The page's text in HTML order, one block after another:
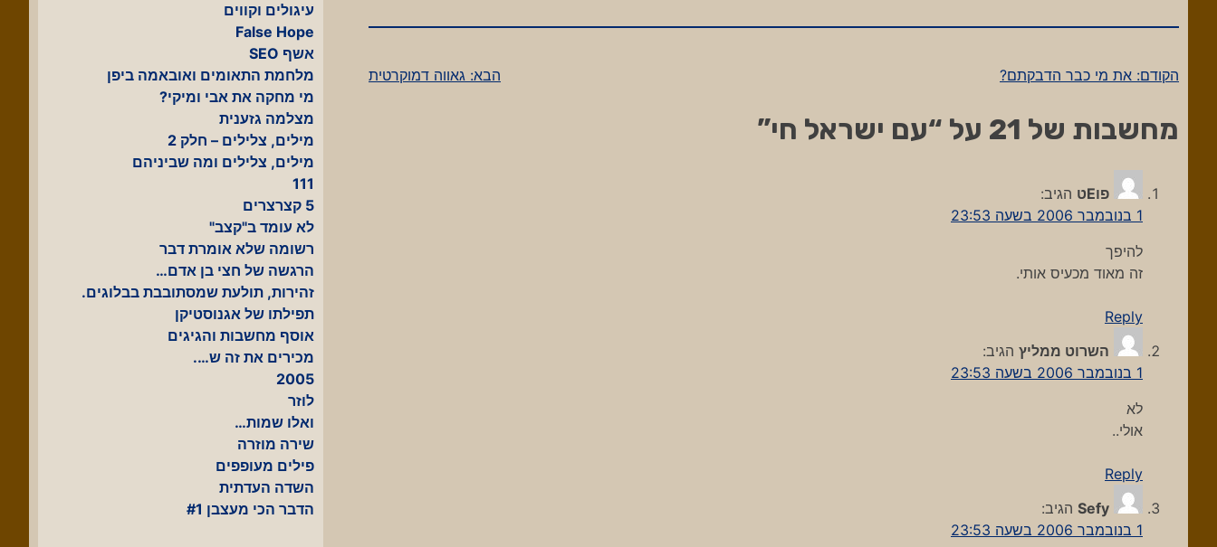
ניווט
הקודם: את מי כבר הדבקתם? הבא: גאווה דמוקרטית
מחשבות של 21 על “ עם ישראל חי”
פוEט
הגיב:
1 בנובמבר 2006 בשעה 23:53
להיפך
זה מאוד מכעיס אותי.
Reply
השרוט ממליץ הגיב:
1 בנובמבר 2006 בשעה 23:53
לא
אולי..
Reply
Sefy הגיב:
1 בנובמבר 2006 בשעה 23:53
עיגולים וקווים
False Hope
אשף SEO
מלחמת התאומים ואובאמה ביפן
מי מחקה את אבי ומיקי?
מצלמה גזענית
מילים, צלילים – חלק 2
מילים, צלילים ומה שביניהם
111
5 קצרצרים
לא עומד ב"קצב"
רשומה שלא אומרת דבר
הרגשה של חצי בן אדם…
זהירות, תולעת שמסתובבת בבלוגים.
תפילתו של אגנוסטיקן
אוסף מחשבות והגיגים
מכירים את זה ש….
2005
לוזר
ואלו שמות…
שירה מוזרה
פילים מעופפים
השדה העדתית
הדבר הכי מעצבן #1